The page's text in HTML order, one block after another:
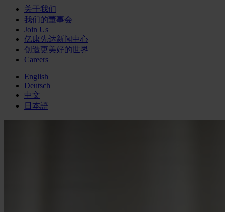
关于我们
我们的董事会
Join Us
亿康先达新闻中心
创造更美好的世界
Careers
English
Deutsch
中文
日本語